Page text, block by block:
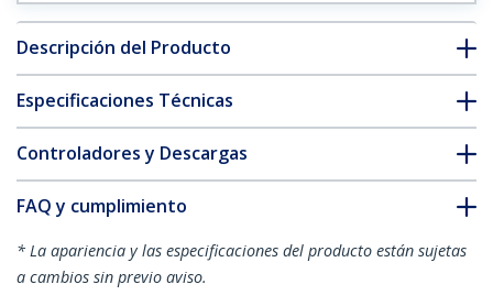
Descripción del Producto
Especificaciones Técnicas
Controladores y Descargas
FAQ y cumplimiento
* La apariencia y las especificaciones del producto están sujetas
a cambios sin previo aviso.